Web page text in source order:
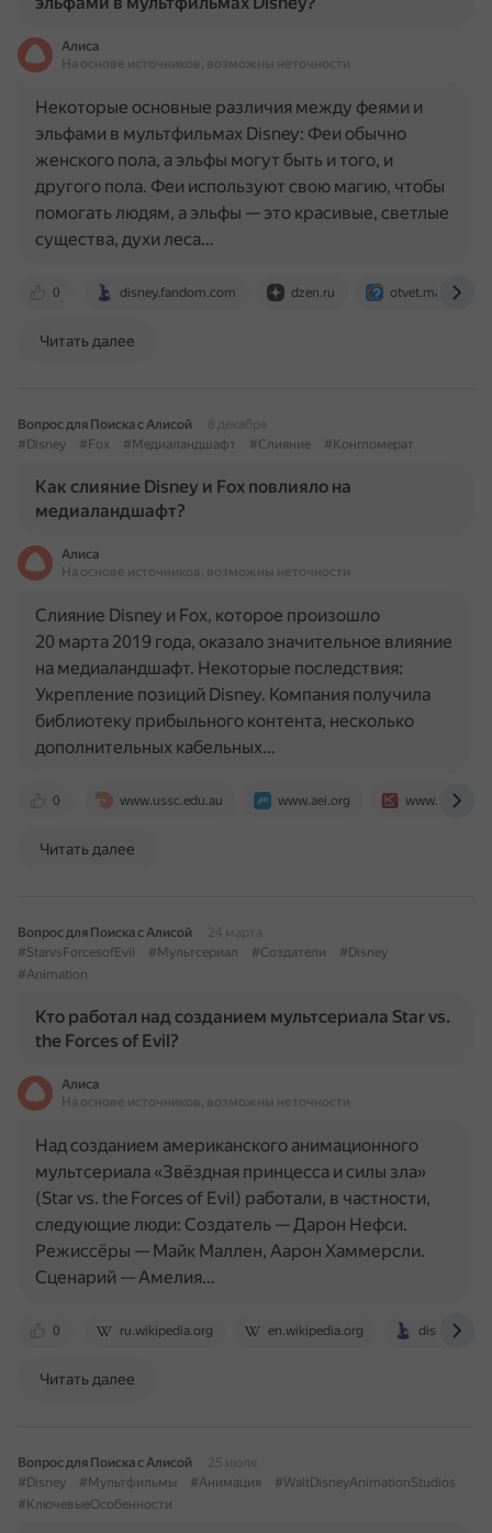
Алиса
На основе источников, возможны неточности
0 disney.fandom.com dzen.ru otvet.mail.ru
Некоторые основные различия между феями и
эльфами в мультфильмах Disney: Феи обычно
женского пола, а эльфы могут быть и того, и
другого пола. Феи используют свою магию, чтобы
помогать людям, а эльфы — это красивые, светлые
существа, духи леса…
Читать далее
Вопрос для Поиска с Алисой
8 декабря
#Disney
#Fox #Медиаландшафт #Слияние #Конгломерат
Как слияние Disney и Fox повлияло на
медиаландшафт?
Алиса
На основе источников, возможны неточности
0 www.ussc.edu.au www.aei.org
Слияние Disney и Fox, которое произошло
20 марта 2019 года, оказало значительное влияние
на медиаландшафт. Некоторые последствия:
Укрепление позиций Disney. Компания получила
библиотеку прибыльного контента, несколько
дополнительных кабельных…
Читать далее
Вопрос для Поиска с Алисой
24 марта
#StarvsForcesofEvil
#Мультсериал #Создатели
#Disney
#Animation
Кто работал над созданием мультсериала Star vs.
the Forces of Evil?
Алиса
На основе источников, возможны неточности
0 ru.wikipedia.org en.wikipedia.org
Над созданием американского анимационного
мультсериала «Звёздная принцесса и силы зла»
(Star vs. the Forces of Evil) работали, в частности,
следующие люди: Создатель — Дарон Нефси.
Режиссёры — Майк Маллен, Аарон Хаммерсли.
Сценарий — Амелия…
Читать далее
Вопрос для Поиска с Алисой
25 июля
#Disney
#Мультфильмы #Анимация
#WaltDisneyAnimationStudios
#КлючевыеОсобенности